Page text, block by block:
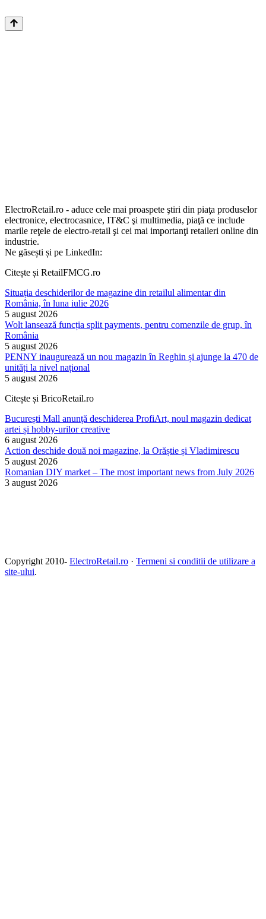
ElectroRetail.ro - aduce cele mai proaspete ştiri din piaţa produselor
electronice, electrocasnice, IT&C şi multimedia, piaţă ce include
marile reţele de electro-retail şi cei mai importanţi retaileri online din
industrie.
Ne găsești și pe LinkedIn:
Citește și RetailFMCG.ro
Situația deschiderilor de magazine din retailul alimentar din
România, în luna iulie 2026
5 august 2026
Wolt lansează funcția split payments, pentru comenzile de grup, în
România
5 august 2026
PENNY inaugurează un nou magazin în Reghin și ajunge la 470 de
unități la nivel național
5 august 2026
Citește și BricoRetail.ro
București Mall anunță deschiderea ProfiArt, noul magazin dedicat
artei și hobby-urilor creative
6 august 2026
Action deschide două noi magazine, la Orăștie și Vladimirescu
5 august 2026
Romanian DIY market – The most important news from July 2026
3 august 2026
Copyright 2010- ElectroRetail.ro · Termeni si conditii de utilizare a
site-ului.